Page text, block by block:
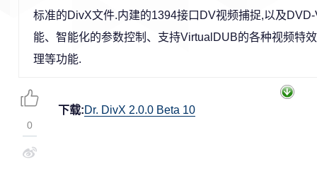
标准的DivX文件.内建的1394接口DV视频捕捉,以及
能、智能化的参数控制、支持VirtualDUB的各种视频特
理等功能.
下载:Dr. DivX 2.0.0 Beta 10
0